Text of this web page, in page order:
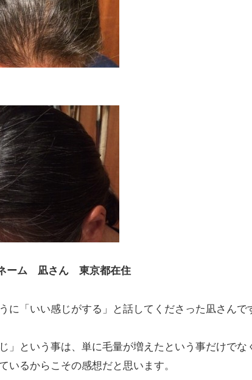
ーム 凪さん 東京都在住
に「いい感じがする」と話してくださった凪さんで
」という事は、単に毛量が増えたという事だけでな
いるからこその感想だと思います。